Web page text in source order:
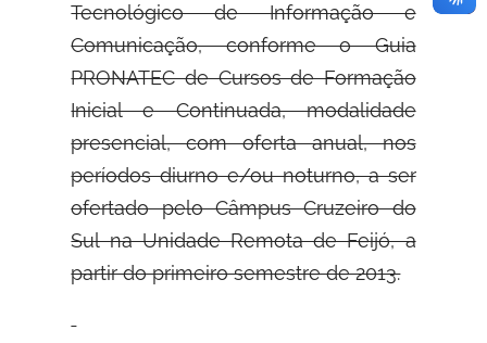
Tecnológico de Informação e
Comunicação, conforme o Guia
PRONATEC de Cursos de Formação
Inicial e Continuada, modalidade
presencial, com oferta anual, nos
períodos diurno e/ou noturno, a ser
ofertado pelo Câmpus Cruzeiro do
Sul na Unidade Remota de Feijó, a
partir do primeiro semestre de 2013.